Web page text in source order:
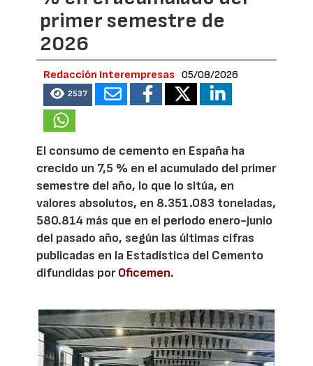
primer semestre de
2026
Redacción Interempresas 05/08/2026
2537
El consumo de cemento en España ha
crecido un 7,5 % en el acumulado del primer
semestre del año, lo que lo sitúa, en
valores absolutos, en 8.351.083 toneladas,
580.814 más que en el periodo enero-junio
del pasado año, según las últimas cifras
publicadas en la Estadística del Cemento
difundidas porOficemen.